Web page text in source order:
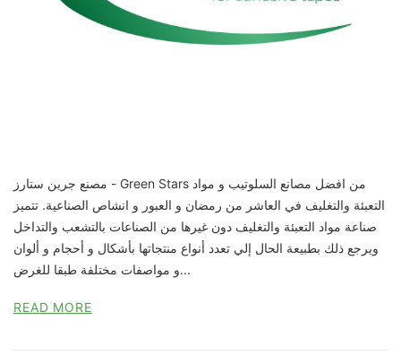
مصنع جرين ستارز - Green Stars من افضل مصانع السلوتيب و مواد
التعبئة والتغليف في العاشر من رمضان و العبور و انشاص الصناعية. تتميز
صناعة مواد التعبئة والتغليف دون غيرها من الصناعات بالتشعب والتداخل
ويرجع ذلك بطبيعة الحال إلي تعدد أنواع منتجاتها بأشكال و أحجام و ألوان
و مواصفات مختلفة طبقا للغرض...
READ MORE